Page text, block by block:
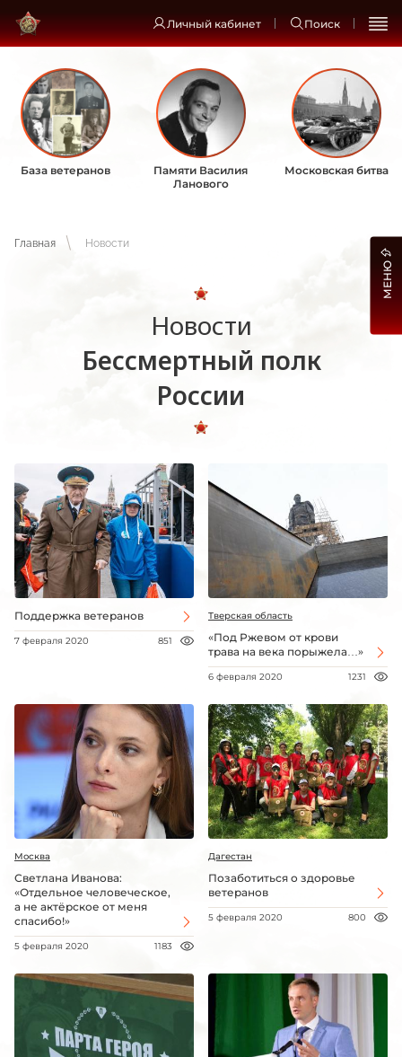
Личный кабинет Поиск
База ветеранов
Памяти Василия
Ланового
Московская битва
Главная Новости
Новости
Бессмертный полк
России
Поддержка ветеранов
7 февраля 2020 851
Тверская область
«Под Ржевом от крови
трава на века порыжела…»
6 февраля 2020 1231
Москва
Светлана Иванова:
«Отдельное человеческое,
а не актёрское от меня
спасибо!»
5 февраля 2020 1183
Дагестан
Позаботиться о здоровье
ветеранов
5 февраля 2020 800
МЕНЮ